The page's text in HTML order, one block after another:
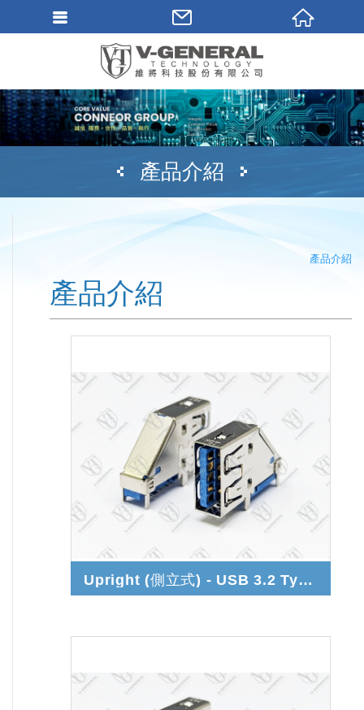
產品介紹
產品介紹
產品介紹
Upright (側立式) - USB 3.2 Type A Gen.2